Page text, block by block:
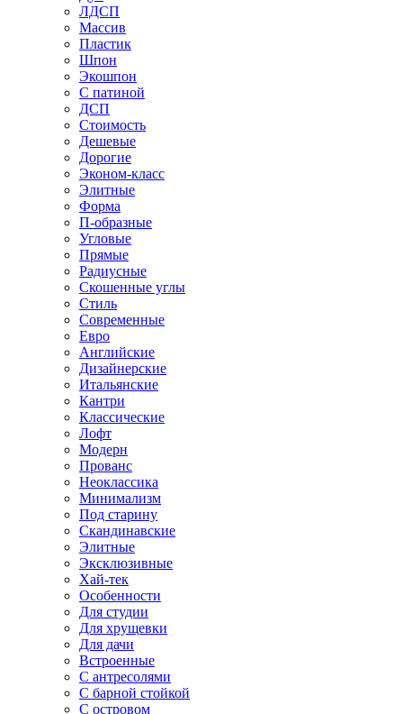
ЛДСП
Массив
Пластик
Шпон
Экошпон
С патиной
ДСП
Стоимость
Дешевые
Дорогие
Эконом-класс
Элитные
Форма
П-образные
Угловые
Прямые
Радиусные
Скошенные углы
Стиль
Современные
Евро
Английские
Дизайнерские
Итальянские
Кантри
Классические
Лофт
Модерн
Прованс
Неоклассика
Минимализм
Под старину
Скандинавские
Элитные
Эксклюзивные
Хай-тек
Особенности
Для студии
Для хрущевки
Для дачи
Встроенные
С антресолями
С барной стойкой
С островом